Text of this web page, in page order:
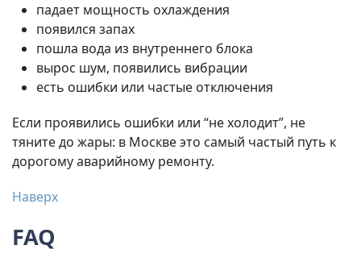
падает мощность охлаждения
появился запах
пошла вода из внутреннего блока
вырос шум, появились вибрации
есть ошибки или частые отключения
Если проявились ошибки или “не холодит”, не
тяните до жары: в Москве это самый частый путь к
дорогому аварийному ремонту.
Наверх
FAQ